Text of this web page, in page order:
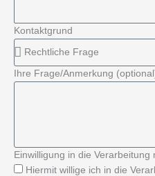
Kontaktgrund
Ihre Frage/Anmerkung
Einwilligung in die Verarbeitung
Hiermit willige ich in die